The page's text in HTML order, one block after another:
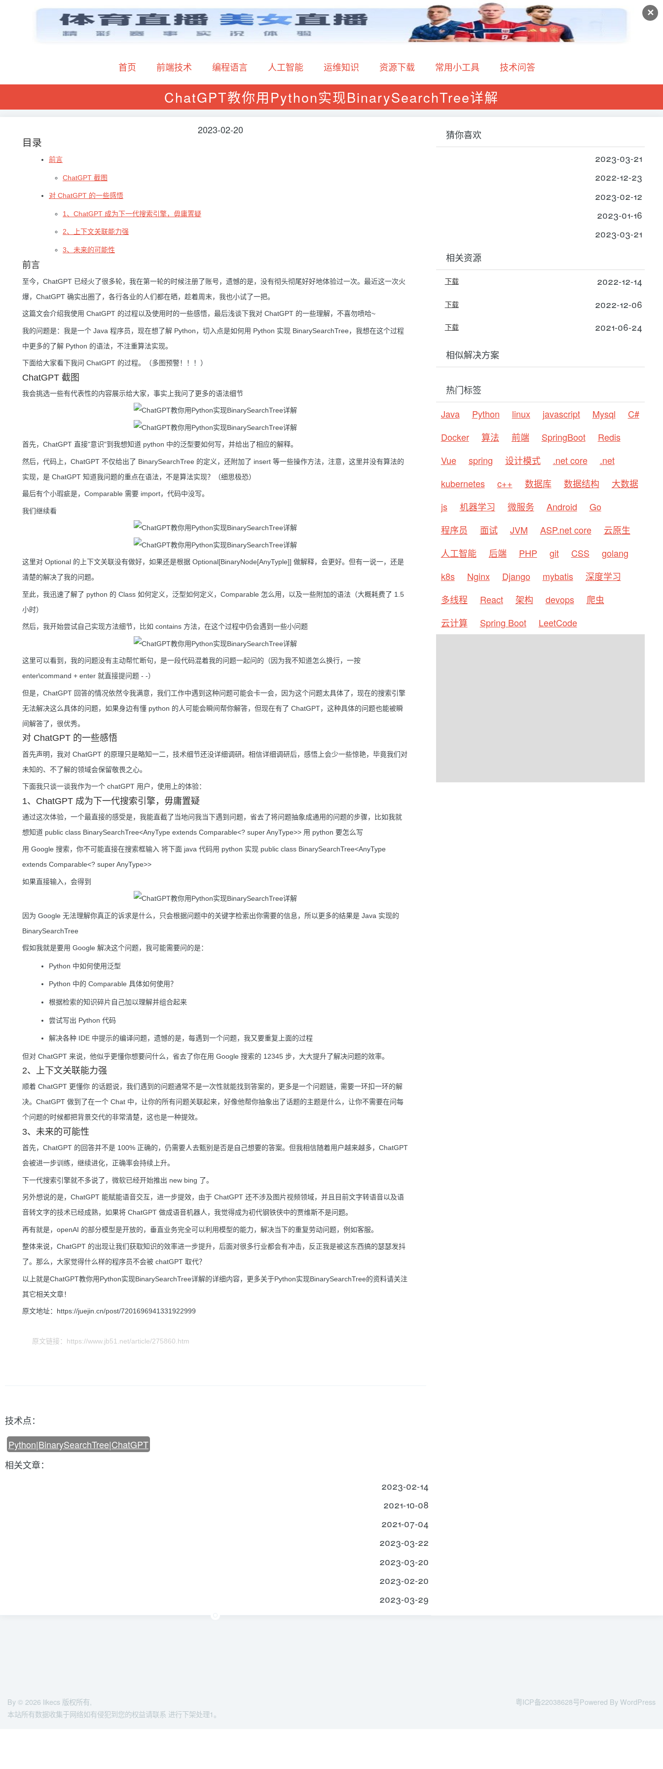
✕
首页 前端技术 编程语言 人工智能 运维知识 资源下载 常用小工具 技术问答
ChatGPT教你用Python实现BinarySearchTree详解
2023-02-20
目录
前言
ChatGPT 截图
对 ChatGPT 的一些感悟
1、ChatGPT 成为下一代搜索引擎，毋庸置疑
2、上下文关联能力强
3、未来的可能性
前言
至今，ChatGPT 已经火了很多轮，我在第一轮的时候注册了账号，遗憾的是，没有彻头彻尾好好地体验过一次。最近这一次火
爆，ChatGPT 确实出圈了，各行各业的人们都在晒，趁着周末，我也小试了一把。
这篇文会介绍我使用 ChatGPT 的过程以及使用时的一些感悟，最后浅谈下我对 ChatGPT 的一些理解，不喜勿喷哈~
我的问题是：我是一个 Java 程序员，现在想了解 Python，切入点是如何用 Python 实现 BinarySearchTree，我想在这个过程
中更多的了解 Python 的语法，不注重算法实现。
下面给大家看下我问 ChatGPT 的过程。（多图预警！！！）
ChatGPT 截图
我会挑选一些有代表性的内容展示给大家，事实上我问了更多的语法细节
首先，ChatGPT 直接"意识"到我想知道 python 中的泛型要如何写，并给出了相应的解释。
然后，代码上，ChatGPT 不仅给出了 BinarySearchTree 的定义，还附加了 insert 等一些操作方法，注意，这里并没有算法的
实现，是 ChatGPT 知道我问题的重点在语法，不是算法实现？（细思极恐）
最后有个小瑕疵是，Comparable 需要 import，代码中没写。
我们继续看
这里对 Optional 的上下文关联没有做好，如果还是根据 Optional[BinaryNode[AnyTyple]] 做解释，会更好。但有一说一，还是
清楚的解决了我的问题。
至此，我迅速了解了 python 的 Class 如何定义，泛型如何定义，Comparable 怎么用，以及一些附加的语法（大概耗费了 1.5
小时）
然后，我开始尝试自己实现方法细节，比如 contains 方法，在这个过程中仍会遇到一些小问题
这里可以看到，我的问题没有主动帮忙断句，是一段代码混着我的问题一起问的（因为我不知道怎么换行，一按
enter\command + enter 就直接提问题 - -）
但是，ChatGPT 回答的情况依然令我满意，我们工作中遇到这种问题可能会卡一会，因为这个问题太具体了，现在的搜索引擎
无法解决这么具体的问题，如果身边有懂 python 的人可能会瞬间帮你解答，但现在有了 ChatGPT，这种具体的问题也能被瞬
间解答了，很优秀。
对 ChatGPT 的一些感悟
首先声明，我对 ChatGPT 的原理只是略知一二，技术细节还没详细调研。相信详细调研后，感悟上会少一些惊艳，毕竟我们对
未知的、不了解的领域会保留敬畏之心。
下面我只谈一谈我作为一个 chatGPT 用户，使用上的体验：
1、ChatGPT 成为下一代搜索引擎，毋庸置疑
通过这次体验，一个最直接的感受是，我能直截了当地问我当下遇到问题，省去了将问题抽象成通用的问题的步骤，比如我就
想知道 public class BinarySearchTree<AnyType extends Comparable<? super AnyType>> 用 python 要怎么写
用 Google 搜索，你不可能直接在搜索框输入 将下面 java 代码用 python 实现 public class BinarySearchTree<AnyType
extends Comparable<? super AnyType>>
如果直接输入，会得到
因为 Google 无法理解你真正的诉求是什么，只会根据问题中的关键字检索出你需要的信息，所以更多的结果是 Java 实现的
BinarySearchTree
假如我就是要用 Google 解决这个问题，我可能需要问的是：
Python 中如何使用泛型
Python 中的 Comparable 具体如何使用？
根据检索的知识碎片自己加以理解并组合起来
尝试写出 Python 代码
解决各种 IDE 中提示的编译问题，遗憾的是，每遇到一个问题，我又要重复上面的过程
但对 ChatGPT 来说，他似乎更懂你想要问什么，省去了你在用 Google 搜索的 12345 步，大大提升了解决问题的效率。
2、上下文关联能力强
顺着 ChatGPT 更懂你 的话题说，我们遇到的问题通常不是一次性就能找到答案的，更多是一个问题链，需要一环扣一环的解
决。ChatGPT 做到了在一个 Chat 中，让你的所有问题关联起来，好像他帮你抽象出了话题的主题是什么，让你不需要在问每
个问题的时候都把背景交代的非常清楚，这也是一种提效。
3、未来的可能性
首先，ChatGPT 的回答并不是 100% 正确的，仍需要人去甄别是否是自己想要的答案。但我相信随着用户越来越多，ChatGPT
会被进一步训练，继续进化，正确率会持续上升。
下一代搜索引擎就不多说了，微软已经开始推出 new bing 了。
另外想说的是，ChatGPT 能赋能语音交互，进一步提效，由于 ChatGPT 还不涉及图片视频领域，并且目前文字转语音以及语
音转文字的技术已经成熟，如果将 ChatGPT 做成语音机器人，我觉得成为初代钢铁侠中的贾维斯不是问题。
再有就是，openAI 的部分模型是开放的，垂直业务完全可以利用模型的能力，解决当下的重复劳动问题，例如客服。
整体来说，ChatGPT 的出现让我们获取知识的效率进一步提升，后面对很多行业都会有冲击，反正我是被这东西搞的瑟瑟发抖
了。那么，大家觉得什么样的程序员不会被 chatGPT 取代？
以上就是ChatGPT教你用Python实现BinarySearchTree详解的详细内容，更多关于Python实现BinarySearchTree的资料请关注
其它相关文章！
原文地址：https://juejin.cn/post/7201696941331922999
原文链接：https://www.jb51.net/article/275860.htm
技术点：
Python|BinarySearchTree|ChatGPT
相关文章：
2023-02-14
2021-10-08
2021-07-04
2023-03-22
2023-03-20
2023-02-20
2023-03-29
猜你喜欢
2023-03-21
2022-12-23
2023-02-12
2023-01-16
2023-03-21
相关资源
下载 2022-12-14
下载 2022-12-06
下载 2021-06-24
相似解决方案
热门标签
Java
Python linux javascript Mysql
C#
Docker
算法 前端 SpringBoot
Redis
Vue
spring 设计模式 .net core
.net
kubernetes
c++ 数据库 数据结构
大数据
js
机器学习 微服务 Android
Go
程序员
面试 JVM ASP.net core
云原生
人工智能
后端 PHP git CSS
golang
k8s
Nginx Django mybatis
深度学习
多线程
React 架构 devops
爬虫
云计算
Spring Boot LeetCode
By © 2026 likecs 版权所有,
本站所有数据收集于网络如有侵犯到您的权益请联系 进行下架处理1。
粤ICP备22038628号Powered By WordPress